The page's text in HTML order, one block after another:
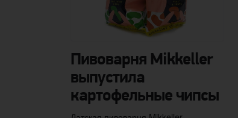
Пивоварня Mikkeller
выпустила
картофельные чипсы